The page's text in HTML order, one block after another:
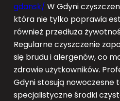
gdansk/ W Gdyni
która nie tylko poprawia
również przedłuża
Regularne czyszczenie
się brudu i alergenów, co
zdrowie użytkowników.
Gdyni stosują nowoczesne
specjalistyczne środki